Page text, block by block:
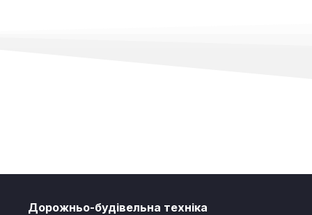
Дорожньо-будівельна техніка